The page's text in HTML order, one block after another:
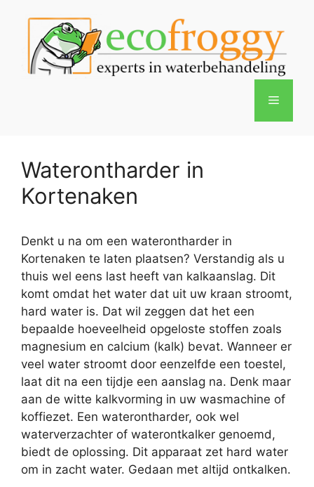
inhoud
Menu
Waterontharder in
Kortenaken
Denkt u na om een waterontharder in
Kortenaken te laten plaatsen? Verstandig als u
thuis wel eens last heeft van kalkaanslag. Dit
komt omdat het water dat uit uw kraan stroomt,
hard water is. Dat wil zeggen dat het een
bepaalde hoeveelheid opgeloste stoffen zoals
magnesium en calcium (kalk) bevat. Wanneer er
veel water stroomt door eenzelfde een toestel,
laat dit na een tijdje een aanslag na. Denk maar
aan de witte kalkvorming in uw wasmachine of
koffiezet. Een waterontharder, ook wel
waterverzachter of waterontkalker genoemd,
biedt de oplossing. Dit apparaat zet hard water
om in zacht water. Gedaan met altijd ontkalken.